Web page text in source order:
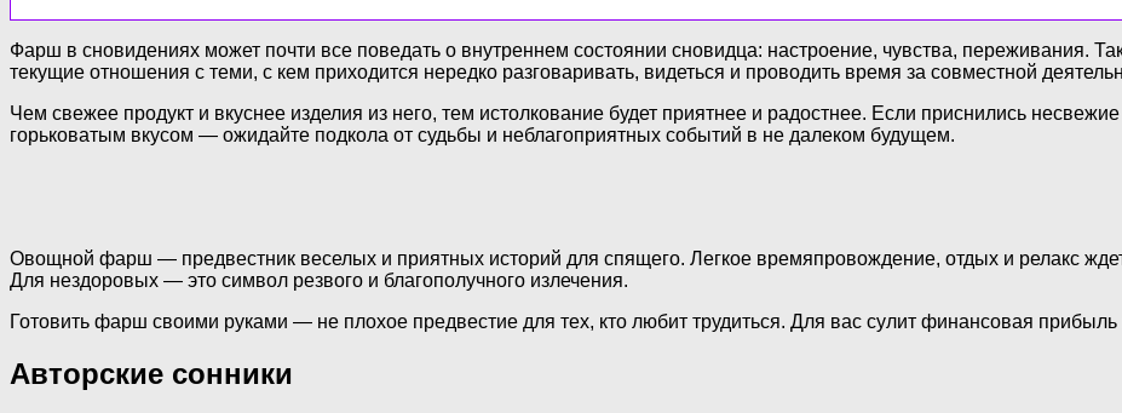
Фарш в сновидениях может почти все поведать о внутреннем состоянии сновидца: настроение, чувства, переживания.
текущие отношения с теми, с кем приходится нередко разговаривать, видеться и проводить время за совместной
Чем свежее продукт и вкуснее изделия из него, тем истолкование будет приятнее и радостнее. Если приснились
горьковатым вкусом — ожидайте подкола от судьбы и неблагоприятных событий в не далеком будущем.
Овощной фарш — предвестник веселых и приятных историй для спящего. Легкое времяпровождение, отдых и релакс
Для нездоровых — это символ резвого и благополучного излечения.
Готовить фарш своими руками — не плохое предвестие для тех, кто любит трудиться. Для вас сулит финансовая
Авторские сонники